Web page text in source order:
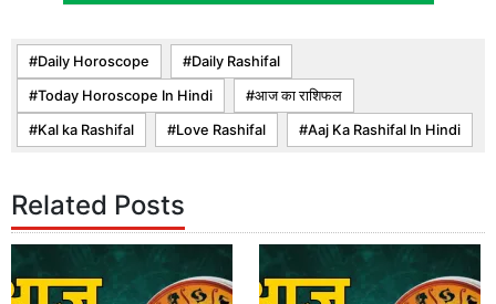
Daily Horoscope Daily Rashifal
Today Horoscope In Hindi आज का राशिफल
Kal ka Rashifal Love Rashifal Aaj Ka Rashifal In Hindi
Related Posts